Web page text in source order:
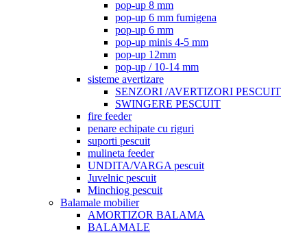
pop-up 8 mm
pop-up 6 mm fumigena
pop-up 6 mm
pop-up minis 4-5 mm
pop-up 12mm
pop-up / 10-14 mm
sisteme avertizare
SENZORI /AVERTIZORI PESCUIT
SWINGERE PESCUIT
fire feeder
penare echipate cu riguri
suporti pescuit
mulineta feeder
UNDITA/VARGA pescuit
Juvelnic pescuit
Minchiog pescuit
Balamale mobilier
AMORTIZOR BALAMA
BALAMALE